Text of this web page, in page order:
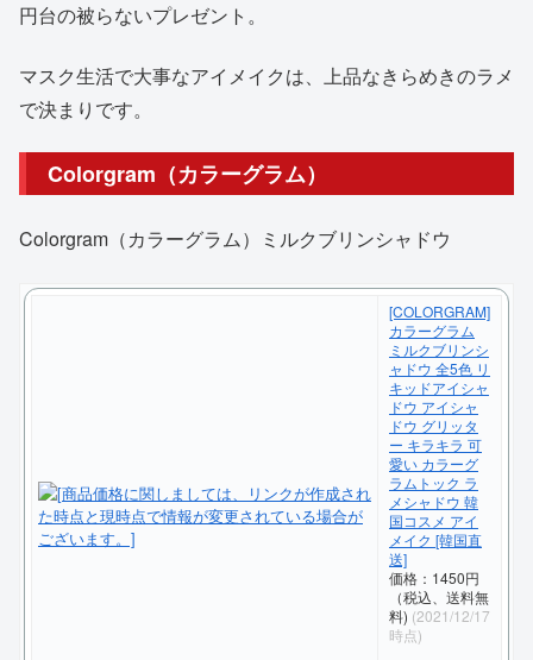
円台の被らないプレゼント。
マスク生活で大事なアイメイクは、上品なきらめきのラメ
で決まりです。
Colorgram（カラーグラム）
Colorgram（カラーグラム）ミルクブリンシャドウ
[COLORGRAM]
カラーグラム
ミルクブリンシ
ャドウ 全5色 リ
キッドアイシャ
ドウ アイシャ
ドウ グリッタ
ー キラキラ 可
愛い カラーグ
ラムトック ラ
メシャドウ 韓
国コスメ アイ
メイク [韓国直
送]
価格：1450円
（税込、送料無
料) (2021/12/17
時点)